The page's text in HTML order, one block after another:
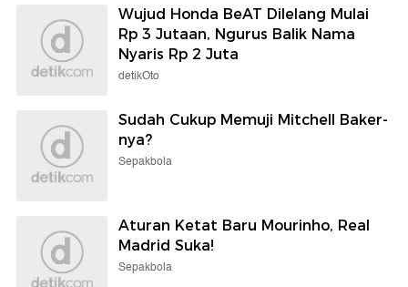
Wujud Honda BeAT Dilelang Mulai
Rp 3 Jutaan, Ngurus Balik Nama
Nyaris Rp 2 Juta
detikOto
Sudah Cukup Memuji Mitchell Baker-
nya?
Sepakbola
Aturan Ketat Baru Mourinho, Real
Madrid Suka!
Sepakbola